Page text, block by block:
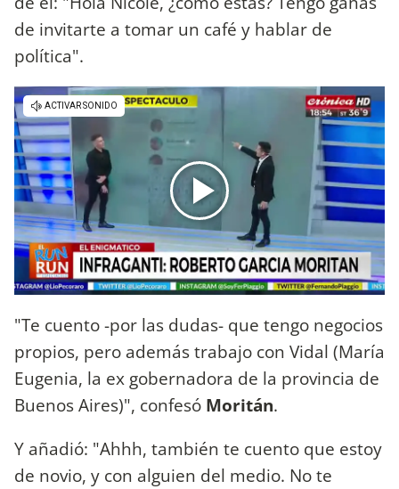
de invitarte a tomar un café y hablar de
política".
"Te cuento -por las dudas- que tengo negocios
propios, pero además trabajo con Vidal (María
Eugenia, la ex gobernadora de la provincia de
Buenos Aires)", confesó Moritán.
Y añadió: "Ahhh, también te cuento que estoy
de novio, y con alguien del medio. No te